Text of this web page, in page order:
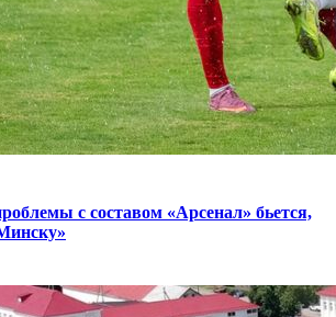
с составом «Арсенал» бьется,